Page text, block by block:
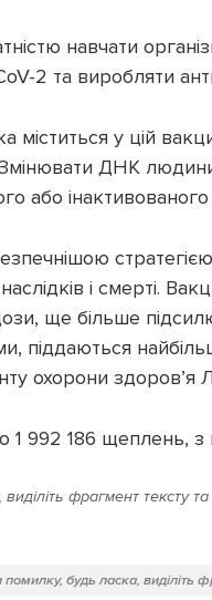
навчати
2 та виробляти
у цій
Змінювати ДНК
або інактивованого
і смерті.
ще більше
охорони
1 992 186 щеплень,
фрагмент тексту та
будь ласка, виділіть